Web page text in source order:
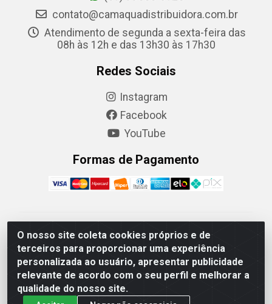
O nosso site coleta cookies próprios e de
terceiros para proporcionar uma experiência
personalizada ao usuário, apresentar publicidade
relevante de acordo com o seu perfil e melhorar a
qualidade do nosso site.
contato@camaquadistribuidora.com.br
Atendimento de segunda a sexta-feira das
08h às 12h e das 13h30 às 17h30
Redes Sociais
Instagram
Facebook
YouTube
Formas de Pagamento
Camaquã Distribuidora Ltda - Avenida Conego Luiz W
Hanquet, 1001 - Parque Residencial do Arroio Duro,
Camaquã/RS - CEP 96.789-102 - CNPJ
07.061.124/0001-26